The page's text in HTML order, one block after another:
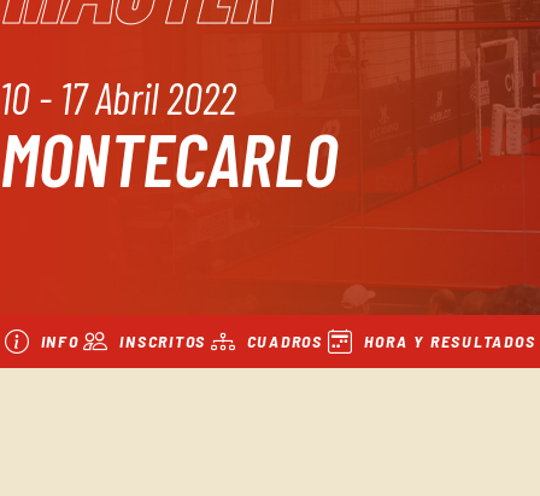
10 - 17 Abril 2022
MONTECARLO
INFO INSCRITOS CUADROS HORA Y RESULTADOS